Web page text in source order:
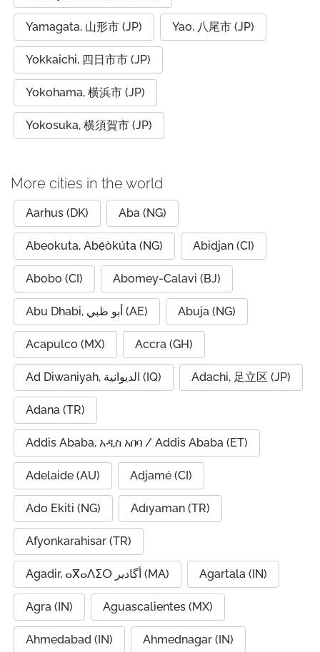
Yamagata, 山形市 (JP) Yao, 八尾市 (JP)
Yokkaichi, 四日市市 (JP)
Yokohama, 横浜市 (JP)
Yokosuka, 横須賀市 (JP)
More cities in the world
Aarhus (DK) Aba (NG)
Abeokuta, Abẹ́òkúta (NG) Abidjan (CI)
Abobo (CI) Abomey-Calavi (BJ)
Abu Dhabi, أبو ظبي (AE) Abuja (NG)
Acapulco (MX) Accra (GH)
Ad Diwaniyah, الديوانية (IQ) Adachi, 足立区 (JP)
Adana (TR)
Addis Ababa, አዲስ አበባ / Addis Ababa (ET)
Adelaide (AU) Adjamé (CI)
Ado Ekiti (NG) Adıyaman (TR)
Afyonkarahisar (TR)
Agadir, ⴰⴳⴰⴷⵉⵔ أگادیر (MA) Agartala (IN)
Agra (IN) Aguascalientes (MX)
Ahmedabad (IN) Ahmednagar (IN)